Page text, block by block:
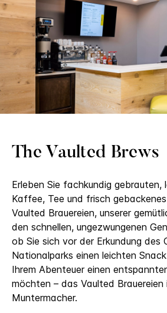
The Vaulted Brews
Erleben Sie fachkundig gebrauten,
Kaffee, Tee und frisch
Vaulted Brauereien, unserer
den schnellen, ungezwungenen
ob Sie sich vor der Erkundung des
Nationalparks einen leichten
Ihrem Abenteuer einen
möchten – das Vaulted
Muntermacher.